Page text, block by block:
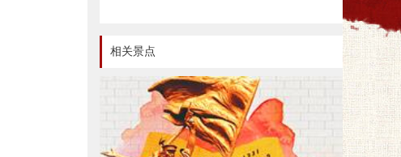
相关景点